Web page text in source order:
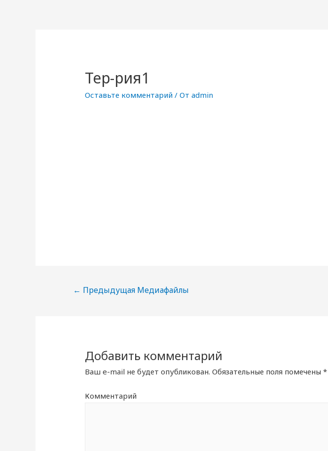
Тер-рия1
Оставьте комментарий / От admin
Навигация
← Предыдущая Медиафайлы
Добавить комментарий
Ваш e-mail не будет опубликован. Обязательные поля помечены*
Комментарий